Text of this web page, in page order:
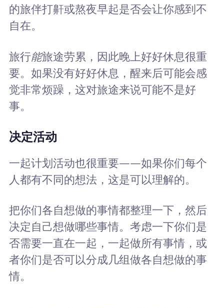
的旅伴打鼾或熬夜早起是否会让你感到不
自在。
旅行能旅途劳累，因此晚上好好休息很重
要。如果没有好好休息，醒来后可能会感
觉非常烦躁，这对旅途来说可能不是好
事。
决定活动
一起计划活动也很重要——如果你们每个
人都有不同的想法，这是可以理解的。
把你们各自想做的事情都整理一下，然后
决定自己想做哪些事情。考虑一下你们是
否需要一直在一起，一起做所有事情，或
者你们是否可以分成几组做各自想做的事
情。